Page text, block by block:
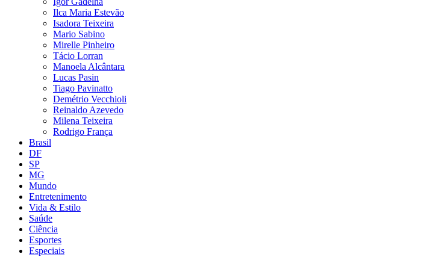
Ilca Maria Estevão
Isadora Teixeira
Mario Sabino
Mirelle Pinheiro
Tácio Lorran
Manoela Alcântara
Lucas Pasin
Tiago Pavinatto
Demétrio Vecchioli
Reinaldo Azevedo
Milena Teixeira
Rodrigo França
Brasil
DF
SP
MG
Mundo
Entretenimento
Vida & Estilo
Saúde
Ciência
Esportes
Especiais